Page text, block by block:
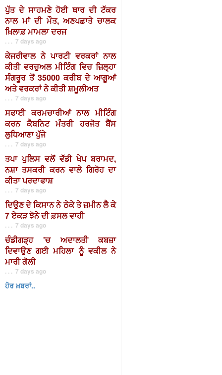
ਪੁੱਤ ਦੇ ਸਾਹਮਣੇ ਹੋਈ ਥਾਰ ਦੀ ਟੱਕਰ
ਨਾਲ ਮਾਂ ਦੀ ਮੌਤ, ਅਣਪਛਾਤੇ ਚਾਲਕ
ਖ਼ਿਲਾਫ਼ ਮਾਮਲਾ ਦਰਜ
. . . 7 days ago
ਕੇਜਰੀਵਾਲ ਨੇ ਪਾਰਟੀ ਵਰਕਰਾਂ ਨਾਲ
ਕੀਤੀ ਵਰਚੁਅਲ ਮੀਟਿੰਗ ਵਿਚ ਜ਼ਿਲ੍ਹਾ
ਸੰਗਰੂਰ ਤੋਂ 35000 ਕਰੀਬ ਦੇ ਆਗੂਆਂ
ਅਤੇ ਵਰਕਰਾਂ ਨੇ ਕੀਤੀ ਸ਼ਮੂਲੀਅਤ
. . . 7 days ago
ਸਫਾਈ ਕਰਮਚਾਰੀਆਂ ਨਾਲ ਮੀਟਿੰਗ
ਕਰਨ ਕੈਬਨਿਟ ਮੰਤਰੀ ਹਰਜੋਤ ਬੈਂਸ
ਲੁਧਿਆਣਾ ਪੁੱਜੇ
. . . 7 days ago
ਤਪਾ ਪੁਲਿਸ ਵਲੋਂ ਵੱਡੀ ਖੇਪ ਬਰਾਮਦ,
ਨਸ਼ਾ ਤਸਕਰੀ ਕਰਨ ਵਾਲੇ ਗਿਰੋਹ ਦਾ
ਕੀਤਾ ਪਰਦਾਫਾਸ਼
. . . 7 days ago
ਦਿਉਣ ਦੇ ਕਿਸਾਨ ਨੇ ਠੇਕੇ ਤੇ ਜ਼ਮੀਨ ਲੈ ਕੇ
7 ਏਕੜ ਝੋਨੇ ਦੀ ਫ਼ਸਲ ਵਾਹੀ
. . . 7 days ago
ਚੰਡੀਗੜ੍ਹ 'ਚ ਅਦਾਲਤੀ ਕਬਜ਼ਾ
ਦਿਵਾਉਣ ਗਈ ਮਹਿਲਾ ਨੂੰ ਵਕੀਲ ਨੇ
ਮਾਰੀ ਗੋਲੀ
. . . 7 days ago
ਹੋਰ ਖ਼ਬਰਾਂ..